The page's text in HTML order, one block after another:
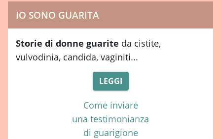
IO SONO GUARITA
Storie di donne guarite da cistite,
vulvodinia, candida, vaginiti...
LEGGI
Come inviare
una testimonianza
di guarigione